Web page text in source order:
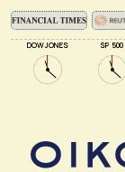
DOW JONES SP 500